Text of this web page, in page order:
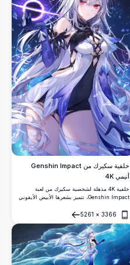
خلفية سكيرك من Genshin Impact
أنيمي 4K
خلفية 4K مذهلة لشخصية سكيرك من لعبة
Genshin Impact، تتميز بشعرها الأبيض الأيقوني
طاقة الفراغ البنفسجية المتوهجة، محاطة بشظايا
الكريستال المتناثرة على خلفية كونية مظلمة.
3366
×
5261
فتح